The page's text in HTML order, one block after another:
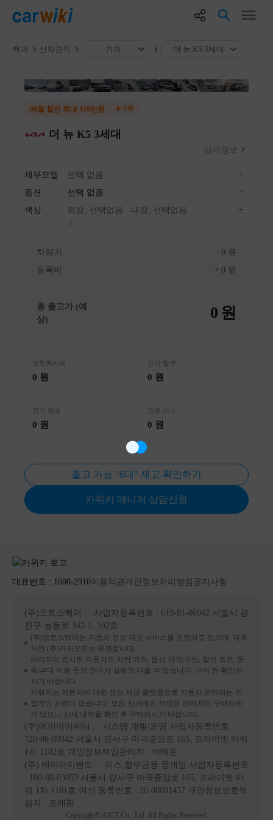
백과 신차견적 기아 더 뉴 K5 3세대
08월 할인 최대 410만원 4~5주
더 뉴 K5 3세대
상세정보
세부모델
선택 없음
옵션
선택 없음
색상
외장 선택없음 내장 선택없음
차량가 0 원
등록비
0 원
총 출고가 (예
상)
0 원
오토캐시백
0 원
신차 할부
0 원
장기 렌트
0 원
오토 리스
0 원
출고 가능 "6대" 재고 확인하기
카위키 매니저 상담신청
대표번호 : 1600-2910이용약관개인정보처리방침 공지사항
(주)오토스퀘어 : 사업자등록번호 : 619-81-06942 서울시 광
진구 능동로 342-1, 102호
(주)오토스퀘어는 자동차 정보 제공 서비스를 운영하고 있으며, 제휴
사인 (주)카카오와는 무관합니다.
페이지에 표시된 자동차의 차량 가격, 옵션 가격/구성, 할인 조건, 등
록/부대 비용 등의 안내가 실제와 다를 수 있습니다. 구매 전 확인하
시기 바랍니다.
카위키는 자동차에 대한 정보 제공 플랫폼으로 자동차 판매와는 직
접적인 관련이 없습니다. 모든 상거래의 책임은 판매자와 구매자에
게 있으니 상세 내역을 확인 후 구매하시기 바랍니다.
(주)에이아이씨티 : 시스템 개발/운영 사업자등록번호 :
720-86-00942 서울시 강서구 마곡중앙로 165, 프라이빗 타워
1차 1102호 개인정보책임관리자 : 박태준
(주) 에이아이밴드 : 리스,할부금융 중개업 사업자등록번호
: 180-88-03053 서울시 강서구 마곡중앙로 165, 프라이빗 타
워 1차 1101호 여신 등록번호 : 20-00001437 개인정보보호책
임자 : 조래환
Copyright© AICT Co., Ltd. All Rights Reserved.